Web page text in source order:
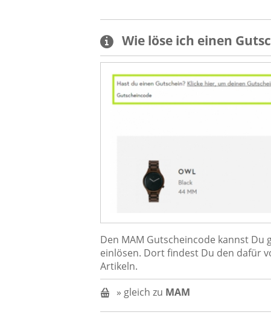
Wie löse ich einen
Den MAM Gutscheincode kannst Du
einlösen. Dort findest Du den dafür
Artikeln.
» gleich zu MAM